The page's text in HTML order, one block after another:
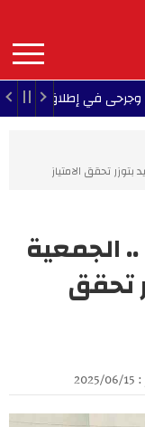
contenu
principal
MAIN
NAVIGATION
إطلاق نار داخل مدرسة
بتوزر تحقق الامتياز
.. الجمعية
تحقق